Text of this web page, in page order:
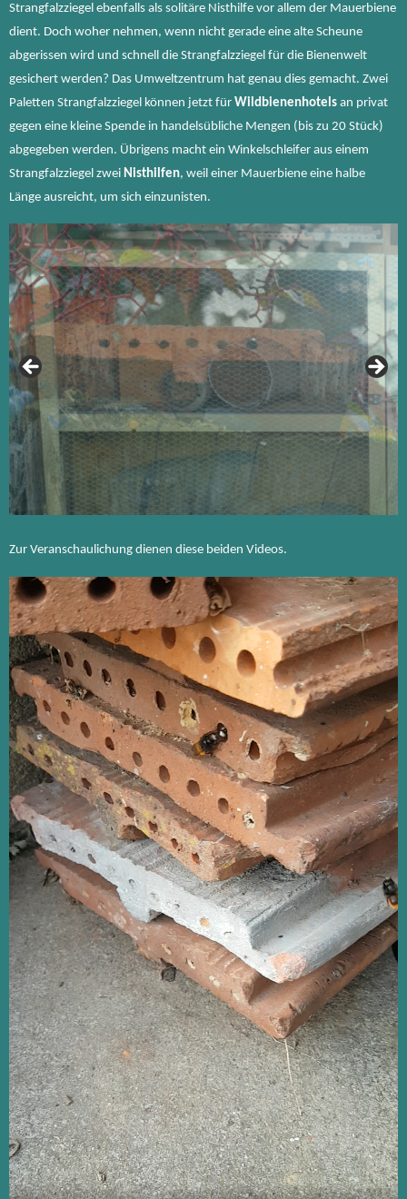
Strangfalzziegel ebenfalls als solitäre Nisthilfe vor allem der Mauerbiene
dient. Doch woher nehmen, wenn nicht gerade eine alte Scheune
abgerissen wird und schnell die Strangfalzziegel für die Bienenwelt
gesichert werden? Das Umweltzentrum hat genau dies gemacht. Zwei
Paletten Strangfalzziegel können jetzt für Wildbienenhotels an privat
gegen eine kleine Spende in handelsübliche Mengen (bis zu 20 Stück)
abgegeben werden. Übrigens macht ein Winkelschleifer aus einem
Strangfalzziegel zwei Nisthilfen, weil einer Mauerbiene eine halbe
Länge ausreicht, um sich einzunisten.
Zur Veranschaulichung dienen diese beiden Videos.